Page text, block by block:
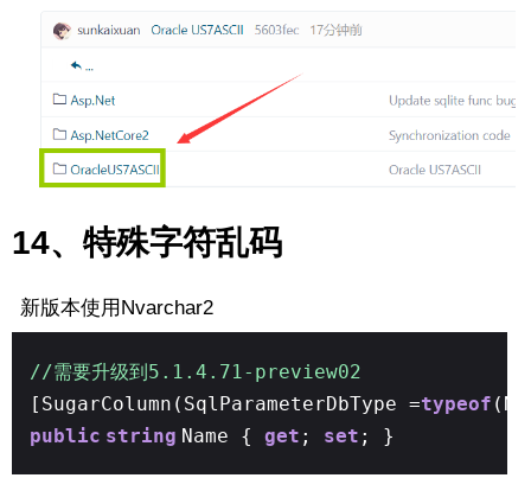
14、特殊字符乱码
新版本使用Nvarchar2
//需要升级到5.1.4.71-preview02
[SugarColumn(SqlParameterDbType =typeof
public string Name { get ; set ; }